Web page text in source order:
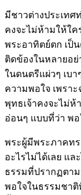
มีชาวต่างประเท
คงจะไม่ห้ามให้ใค
พระอาทิตย์ตก เป็
ติดข้องในหลายอ
ในดนตรีแผ่วๆ เบ
ความพอใจ เพรา
พุทธเจ้าคงจะไม่
อ่อนๆ แบบที่ว่า พ
พระผู้มีพระภาคทร
อะไรไม่ได้เลย แ
ธรรมที่ปรากฏตา
พอใจในธรรมชา